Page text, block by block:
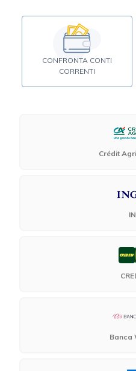
CONFRONTA CONTI
CORRENTI
Crédit
Banca